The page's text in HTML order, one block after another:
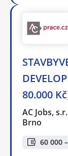
80.000
AC Jobs,
Brno
60 000